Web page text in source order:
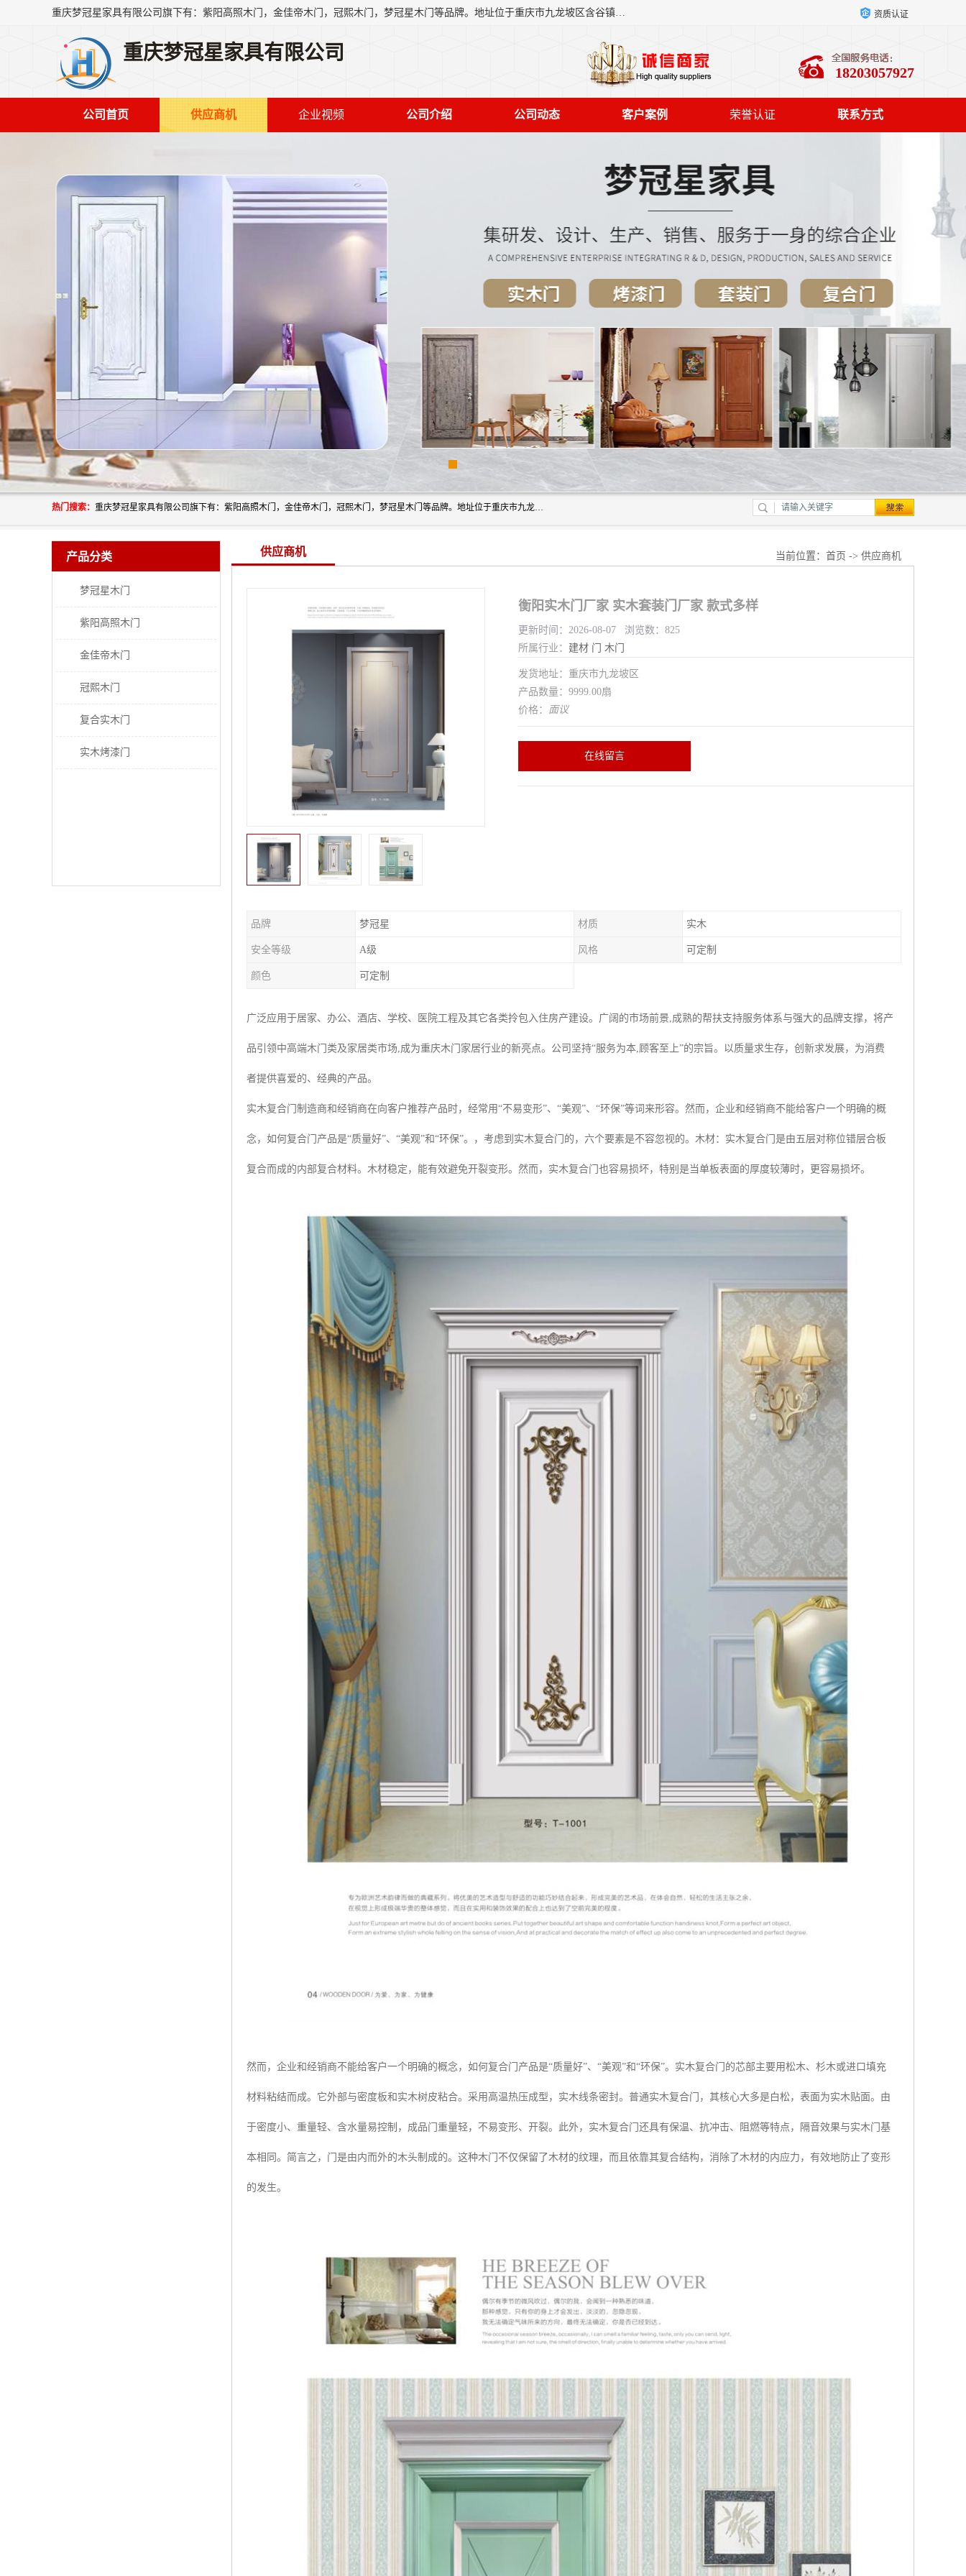
重庆梦冠星家具有限公司旗下有：紫阳高照木门，金佳帝木门，冠熙木门，梦冠星木门等品牌。地址位于重庆市九龙坡区含谷镇崇兴村7社，欢迎新老客户来访。 资质认证
重庆梦冠星家具有限公司
18203057927
公司首页 供应商机 企业视频 公司介绍 公司动态 客户案例 荣誉认证 联系方式
热门搜索： 重庆梦冠星家具有限公司旗下有：紫阳高照木门，金佳帝木门，冠熙木门，梦冠星木门等品牌。地址位于重庆市九龙坡区含谷镇崇兴村7社，欢迎新老客户来访。
产品分类
梦冠星木门
紫阳高照木门
金佳帝木门
冠熙木门
复合实木门
实木烤漆门
供应商机 当前位置： 首页 -> 供应商机
衡阳实木门厂家 实木套装门厂家 款式多样
更新时间：2026-08-07 浏览数：825
所属行业： 建材 门 木门
发货地址：重庆市九龙坡区
产品数量：9999.00扇
价格： 面议
在线留言
品牌 梦冠星 材质 实木
安全等级 A级 风格 可定制
颜色 可定制
广泛应用于居家、办公、酒店、学校、医院工程及其它各类拎包入住房产建设。广阔的市场前景,成熟的帮扶支持服务体系与强大的品牌支撑，将产
品引领中高端木门类及家居类市场,成为重庆木门家居行业的新亮点。公司坚持“服务为本,顾客至上”的宗旨。以质量求生存，创新求发展，为消费
者提供喜爱的、经典的产品。
实木复合门制造商和经销商在向客户推荐产品时，经常用“不易变形”、“美观”、“环保”等词来形容。然而，企业和经销商不能给客户一个明确的概
念，如何复合门产品是“质量好”、“美观”和“环保”。，考虑到实木复合门的，六个要素是不容忽视的。木材：实木复合门是由五层对称位错层合板
复合而成的内部复合材料。木材稳定，能有效避免开裂变形。然而，实木复合门也容易损坏，特别是当单板表面的厚度较薄时，更容易损坏。
然而，企业和经销商不能给客户一个明确的概念，如何复合门产品是“质量好”、“美观”和“环保”。实木复合门的芯部主要用松木、杉木或进口填充
材料粘结而成。它外部与密度板和实木树皮粘合。采用高温热压成型，实木线条密封。普通实木复合门，其核心大多是白松，表面为实木贴面。由
于密度小、重量轻、含水量易控制，成品门重量轻，不易变形、开裂。此外，实木复合门还具有保温、抗冲击、阻燃等特点，隔音效果与实木门基
本相同。简言之，门是由内而外的木头制成的。这种木门不仅保留了木材的纹理，而且依靠其复合结构，消除了木材的内应力，有效地防止了变形
的发生。